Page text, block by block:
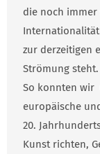
die noch
Internationalität
zur derzeitigen
Strömung steht.
So konnten wir
europäische
20.
Kunst richten,